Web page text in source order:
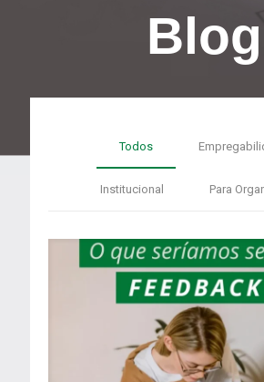
Blog
Todos
Institucional Para